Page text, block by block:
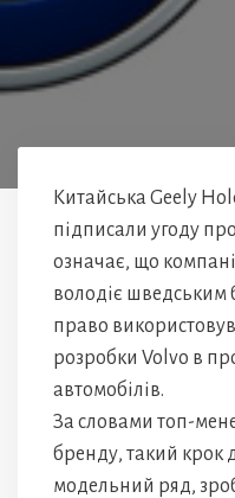
Китайська Geely
підписали угоду
означає, що
володіє шведським
право
розробки Volvo в
автомобілів.
За словами топ-
бренду, такий крок
модельний ряд,